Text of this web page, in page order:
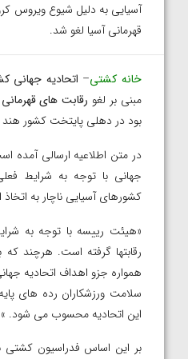
آسیایی به دلیل شیوع ویروس
قهرمانی آسیا لغو شد.
خانه کشتی– اتحادیه جهانی
مبنی بر لغو رقابت های قهرمانی
بود در دهلی پایتخت کشور هند
در متن اطلاعیه ارسالی آمده
جهانی با توجه به شرایط
کشورهای آسیایی ناچار به
«هیئت رییسه با توجه به
رقابتها گرفته است. هرچند که
همواره جزو اهداف اتحادیه
سلامت ورزشکاران رده های
این اتحادیه محسوب می شود. »
بر این اساس فدراسیون کشتی